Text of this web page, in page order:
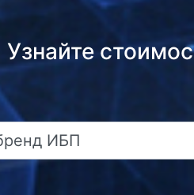
Узнайте